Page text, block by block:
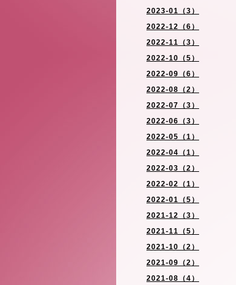
2023-01（3）
2022-12（6）
2022-11（3）
2022-10（5）
2022-09（6）
2022-08（2）
2022-07（3）
2022-06（3）
2022-05（1）
2022-04（1）
2022-03（2）
2022-02（1）
2022-01（5）
2021-12（3）
2021-11（5）
2021-10（2）
2021-09（2）
2021-08（4）